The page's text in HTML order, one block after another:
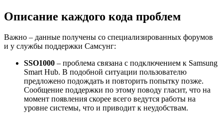
Описание каждого кода проблем
Важно – данные получены со специализированных форумов
и у службы поддержки Самсунг:
SSO1000 – проблема связана с подключением к Samsung
Smart Hub. В подобной ситуации пользователю
предложено подождать и повторить попытку позже.
Сообщение поддержки по этому поводу гласит, что на
момент появления скорее всего ведутся работы на
уровне системы, что и приводит к неудобствам.